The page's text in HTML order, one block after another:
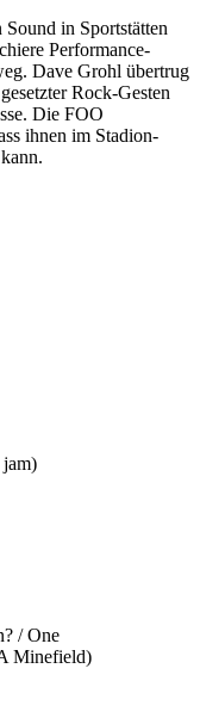
in Sportstätten
Performance-
Dave Grohl übertrug
Rock-Gesten
Die FOO
ihnen im Stadion-
/ One
Minefield)